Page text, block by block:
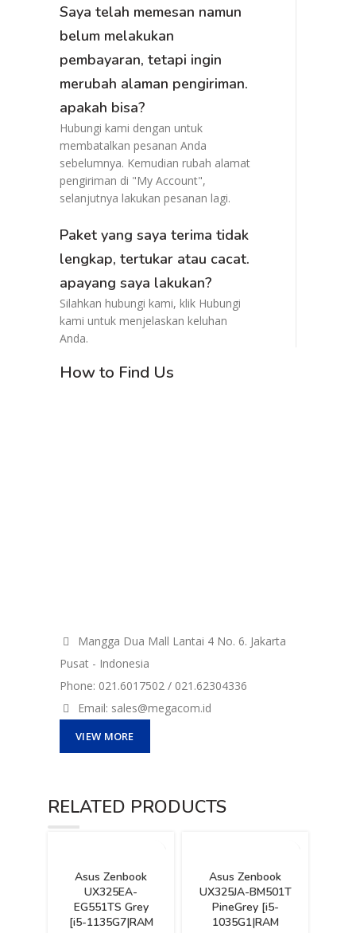
Saya telah memesan namun
belum melakukan
pembayaran, tetapi ingin
merubah alaman pengiriman.
apakah bisa?
Hubungi kami dengan untuk
membatalkan pesanan Anda
sebelumnya. Kemudian rubah alamat
pengiriman di "My Account",
selanjutnya lakukan pesanan lagi.
Paket yang saya terima tidak
lengkap, tertukar atau cacat.
apayang saya lakukan?
Silahkan hubungi kami, klik Hubungi
kami untuk menjelaskan keluhan
Anda.
How to Find Us
Mangga Dua Mall Lantai 4 No. 6. Jakarta
Pusat - Indonesia
Phone: 021.6017502 / 021.62304336
Email: sales@megacom.id
VIEW MORE
RELATED PRODUCTS
Asus Zenbook
UX325EA-
EG551TS Grey
[i5-1135G7|RAM
Asus Zenbook
UX325JA-BM501T
PineGrey [i5-
1035G1|RAM